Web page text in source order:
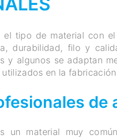
tipo de material con
durabilidad, filo y
y algunos se adaptan
utilizados en la
de
un material muy